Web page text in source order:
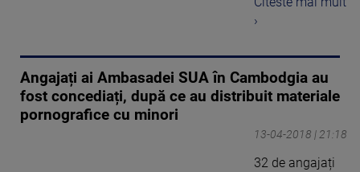
›
Angajați ai Ambasadei SUA în Cambodgia au
fost concediați, după ce au distribuit materiale
pornografice cu minori
13-04-2018 | 21:18
32 de angajați